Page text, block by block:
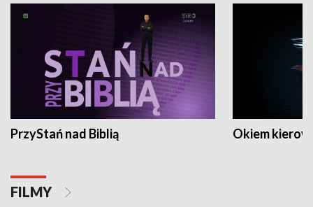
PrzyStań nad Biblią Okiem
FILMY